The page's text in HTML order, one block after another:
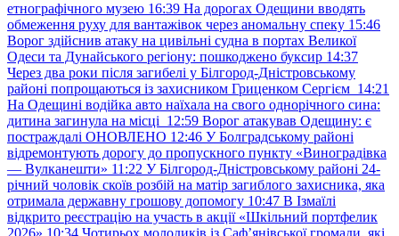
етнографічного музею 16:39 На дорогах Одещини вводять
обмеження руху для вантажівок через аномальну спеку 15:46
Ворог здійснив атаку на цивільні судна в портах Великої
Одеси та Дунайського регіону: пошкоджено буксир 14:37
Через два роки після загибелі у Білгород-Дністровському
районі попрощаються із захисником Гриценком Сергієм 14:21
На Одещині водійка авто наїхала на свого однорічного сина:
дитина загинула на місці 12:59 Ворог атакував Одещину: є
постраждалі ОНОВЛЕНО 12:46 У Болградському районі
відремонтують дорогу до пропускного пункту «Виноградівка
— Вулканешти» 11:22 У Білгород-Дністровському районі 24-
річний чоловік скоїв розбій на матір загиблого захисника, яка
отримала державну грошову допомогу 10:47 В Ізмаїлі
відкрито реєстрацію на участь в акції «Шкільний портфелик
2026» 10:34 Чотирьох молодиків із Саф’янівської громади, які